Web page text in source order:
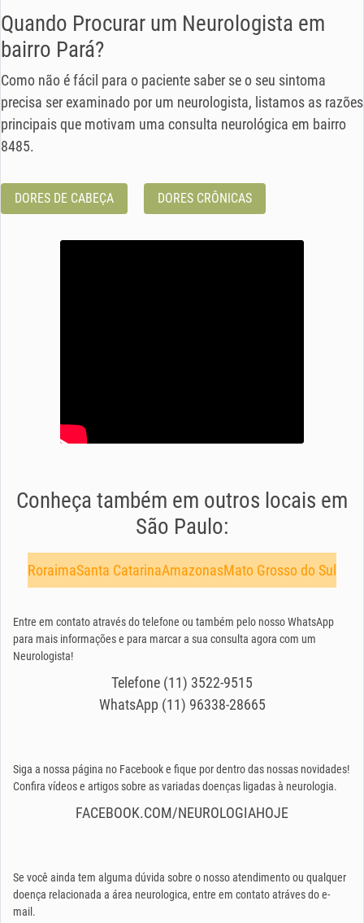
Quando Procurar um Neurologista em
bairro Pará?
Como não é fácil para o paciente saber se o seu sintoma
precisa ser examinado por um neurologista, listamos as razões
principais que motivam uma consulta neurológica em bairro
8485.
DORES DE CABEÇA DORES CRÔNICAS
Conheça também em outros locais em
São Paulo:
RoraimaSanta CatarinaAmazonasMato Grosso do Sul
Entre em contato através do telefone ou também pelo nosso WhatsApp
para mais informações e para marcar a sua consulta agora com um
Neurologista!
Telefone (11) 3522-9515
WhatsApp (11) 96338-28665
Siga a nossa página no Facebook e fique por dentro das nossas novidades!
Confira vídeos e artigos sobre as variadas doenças ligadas à neurologia.
FACEBOOK.COM/NEUROLOGIAHOJE
Se você ainda tem alguma dúvida sobre o nosso atendimento ou qualquer
doença relacionada a área neurologica, entre em contato atráves do e-
mail.